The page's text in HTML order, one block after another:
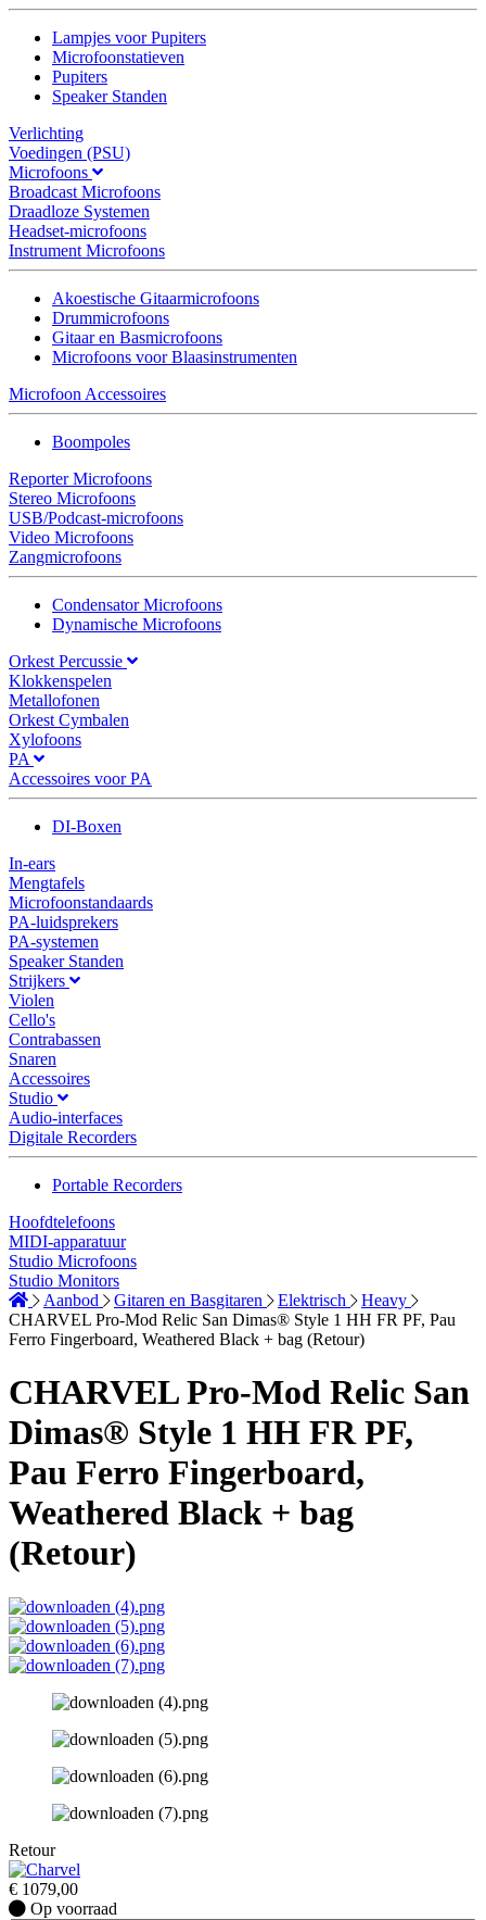
Lampjes voor Pupiters
Microfoonstatieven
Pupiters
Speaker Standen
Verlichting
Voedingen (PSU)
Microfoons
Broadcast Microfoons
Draadloze Systemen
Headset-microfoons
Instrument Microfoons
Akoestische Gitaarmicrofoons
Drummicrofoons
Gitaar en Basmicrofoons
Microfoons voor Blaasinstrumenten
Microfoon Accessoires
Boompoles
Reporter Microfoons
Stereo Microfoons
USB/Podcast-microfoons
Video Microfoons
Zangmicrofoons
Condensator Microfoons
Dynamische Microfoons
Orkest Percussie
Klokkenspelen
Metallofonen
Orkest Cymbalen
Xylofoons
PA
Accessoires voor PA
DI-Boxen
In-ears
Mengtafels
Microfoonstandaards
PA-luidsprekers
PA-systemen
Speaker Standen
Strijkers
Violen
Cello's
Contrabassen
Snaren
Accessoires
Studio
Audio-interfaces
Digitale Recorders
Portable Recorders
Hoofdtelefoons
MIDI-apparatuur
Studio Microfoons
Studio Monitors
Aanbod
Gitaren en Basgitaren Elektrisch
Heavy
CHARVEL Pro-Mod Relic San Dimas® Style 1 HH FR PF, Pau
Ferro Fingerboard, Weathered Black + bag (Retour)
CHARVEL Pro-Mod Relic San
Dimas® Style 1 HH FR PF,
Pau Ferro Fingerboard,
Weathered Black + bag
(Retour)
Retour
€ 1079,00
Op
Op voorraad